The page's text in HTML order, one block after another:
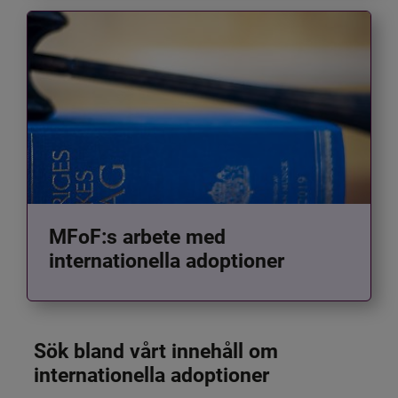
MFoF:s arbete med
internationella adoptioner
Sök bland vårt innehåll om
internationella adoptioner